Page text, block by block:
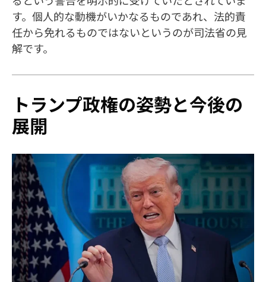
す。個人的な動機がいかなるものであれ、法的責
任から免れるものではないというのが司法省の見
解です。
トランプ政権の姿勢と今後の
展開